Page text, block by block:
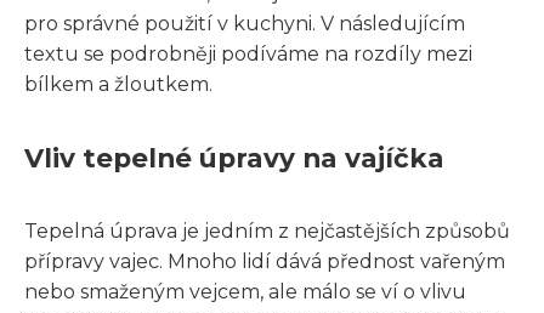
pro správné použití v kuchyni. V následujícím
textu se podrobněji podíváme na rozdíly mezi
bílkem a žloutkem.
Vliv tepelné úpravy na vajíčka
Tepelná úprava je jedním z nejčastějších způsobů
přípravy vajec. Mnoho lidí dává přednost vařeným
nebo smaženým vejcem, ale málo se ví o vlivu